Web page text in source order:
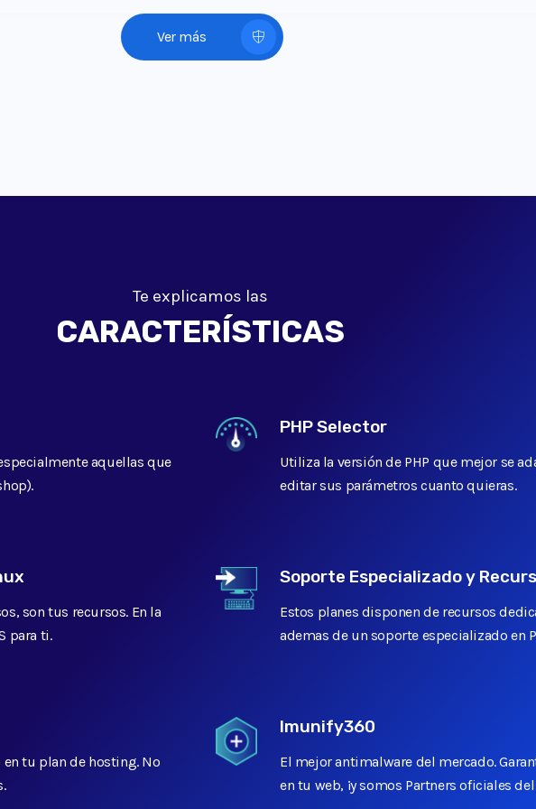
99% de Uptime
Ver más
Te explicamos las
CARACTERÍSTICAS
aquellas que
son tus recursos. En la
para ti.
tu plan de hosting. No
PHP Selector
Utiliza la versión de PHP que mejor se
editar sus parámetros cuanto quieras.
Soporte Especializado y
Estos planes disponen de recursos
ademas de un soporte especializado en
Imunify360
El mejor antimalware del mercado.
en tu web, ¡y somos Partners oficiales